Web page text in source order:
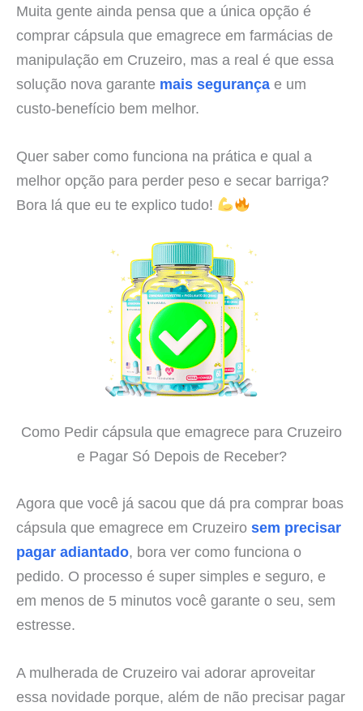
Muita gente ainda pensa que a única opção é
comprar cápsula que emagrece em farmácias de
manipulação em Cruzeiro, mas a real é que essa
solução nova garante mais segurança e um
custo-benefício bem melhor.
Quer saber como funciona na prática e qual a
melhor opção para perder peso e secar barriga?
Bora lá que eu te explico tudo!
Como Pedir cápsula que emagrece para Cruzeiro
e Pagar Só Depois de Receber?
Agora que você já sacou que dá pra comprar boas
cápsula que emagrece em Cruzeiro sem precisar
pagar adiantado, bora ver como funciona o
pedido. O processo é super simples e seguro, e
em menos de 5 minutos você garante o seu, sem
estresse.
A mulherada de Cruzeiro vai adorar aproveitar
essa novidade porque, além de não precisar pagar